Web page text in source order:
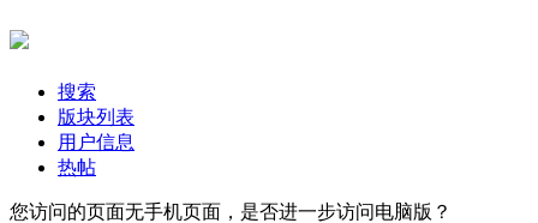
搜索
版块列表
用户信息
热帖
您访问的页面无手机页面，是否进一步访问电脑版？